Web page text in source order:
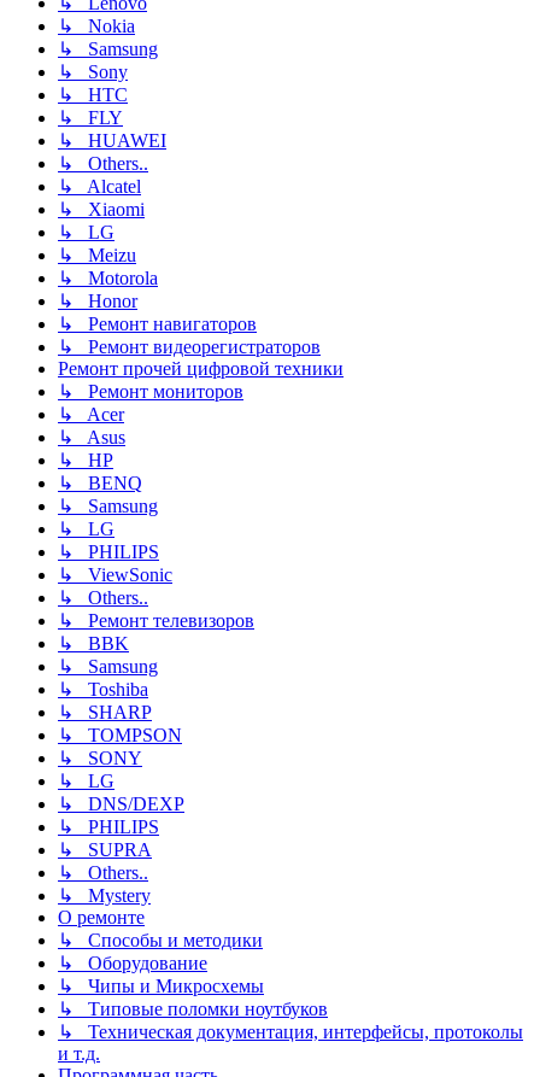
↳ Nokia
↳ Samsung
↳ Sony
↳ HTC
↳ FLY
↳ HUAWEI
↳ Others..
↳ Alcatel
↳ Xiaomi
↳ LG
↳ Meizu
↳ Motorola
↳ Honor
↳ Ремонт навигаторов
↳ Ремонт видеорегистраторов
Ремонт прочей цифровой техники
↳ Ремонт мониторов
↳ Acer
↳ Asus
↳ HP
↳ BENQ
↳ Samsung
↳ LG
↳ PHILIPS
↳ ViewSonic
↳ Others..
↳ Ремонт телевизоров
↳ BBK
↳ Samsung
↳ Toshiba
↳ SHARP
↳ TOMPSON
↳ SONY
↳ LG
↳ DNS/DEXP
↳ PHILIPS
↳ SUPRA
↳ Others..
↳ Mystery
О ремонте
↳ Способы и методики
↳ Оборудование
↳ Чипы и Микросхемы
↳ Типовые поломки ноутбуков
↳ Техническая документация, интерфейсы, протоколы
и т.д.